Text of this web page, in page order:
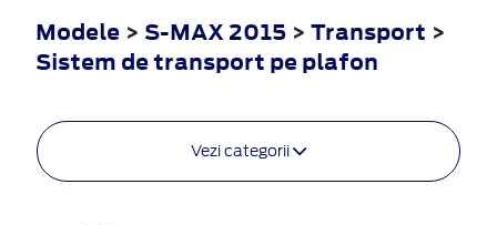
Modele > S-MAX 2015 > Transport >
Sistem de transport pe plafon
Vezi categorii